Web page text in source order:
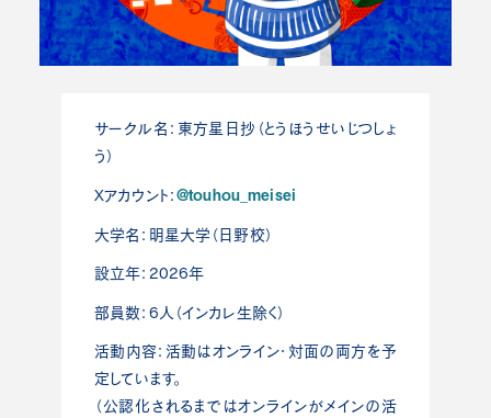
サークル名：東方星日抄（とうほうせいじつしょ
う）
Xアカウント： @touhou_meisei
大学名：明星大学（日野校）
設立年：2026年
部員数：6人（インカレ生除く）
活動内容：活動はオンライン・対面の両方を予
定しています。
（公認化されるまではオンラインがメインの活